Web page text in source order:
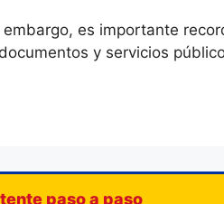
es importante
y servicios
paso a paso